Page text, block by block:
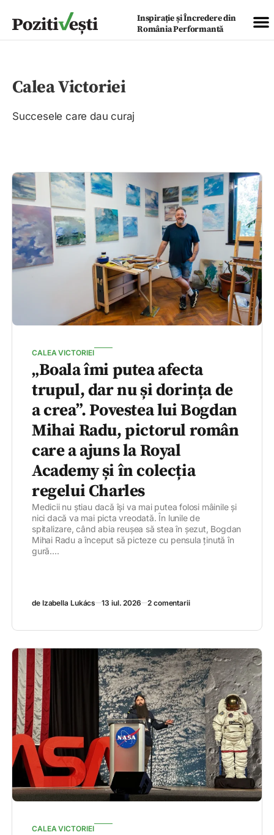
Inspirație și Încredere din
România Performantă
Calea Victoriei
Succesele care dau curaj
CALEA VICTORIEI
„Boala îmi putea afecta
trupul, dar nu și dorința de
a crea”. Povestea lui Bogdan
Mihai Radu, pictorul român
care a ajuns la Royal
Academy și în colecția
regelui Charles
Medicii nu știau dacă își va mai putea folosi mâinile și
nici dacă va mai picta vreodată. În lunile de
spitalizare, când abia reușea să stea în șezut, Bogdan
Mihai Radu a început să picteze cu pensula ținută în
gură....
de Izabella Lukács 13 iul. 2026 2 comentarii
CALEA VICTORIEI